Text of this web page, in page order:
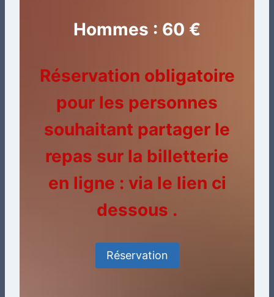
Hommes : 60 €
Réservation obligatoire
pour les personnes
souhaitant partager le
repas sur la billetterie
en ligne : via le lien ci
dessous .
Réservation